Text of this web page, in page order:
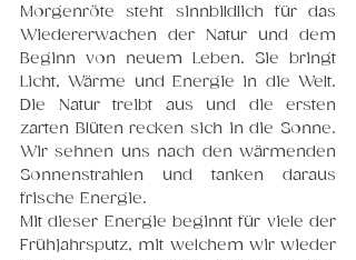
Morgenröte steht sinnbildlich für das
Wiedererwachen der Natur und dem
Beginn von neuem Leben. Sie bringt
Licht, Wärme und Energie in die Welt.
Die Natur treibt aus und die ersten
zarten Blüten recken sich in die Sonne.
Wir sehnen uns nach den wärmenden
Sonnenstrahlen und tanken daraus
frische Energie.
Mit dieser Energie beginnt für viele der
Frühjahrsputz, mit welchem wir wieder